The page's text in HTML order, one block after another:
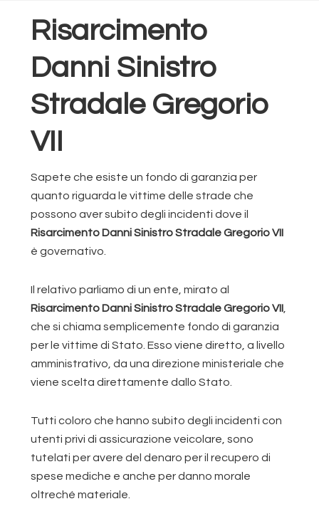
Risarcimento
Danni Sinistro
Stradale Gregorio
VII
Sapete che esiste un fondo di garanzia per
quanto riguarda le vittime delle strade che
possono aver subito degli incidenti dove il
Risarcimento Danni Sinistro Stradale Gregorio VII
è governativo.
Il relativo parliamo di un ente, mirato al
Risarcimento Danni Sinistro Stradale Gregorio VII
che si chiama semplicemente fondo di garanzia
per le vittime di Stato. Esso viene diretto, a livello
amministrativo, da una direzione ministeriale che
viene scelta direttamente dallo Stato.
Tutti coloro che hanno subito degli incidenti con
utenti privi di assicurazione veicolare, sono
tutelati per avere del denaro per il recupero di
spese mediche e anche per danno morale
oltreché materiale.